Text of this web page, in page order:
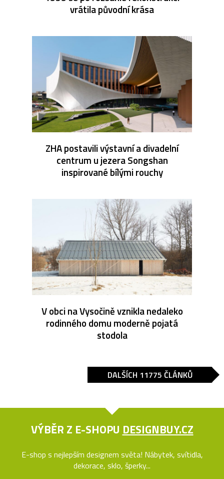
vrátila původní krása
ZHA postavili výstavní a divadelní
centrum u jezera Songshan
inspirované bílými rouchy
V obci na Vysočině vznikla nedaleko
rodinného domu moderně pojatá
stodola
DALŠÍCH 11775 ČLÁNKŮ
VÝBĚR Z E-SHOPU DESIGNBUY.CZ
E-shop s nejlepším designem světa! Nábytek, svítidla,
dekorace, sklo, šperky...